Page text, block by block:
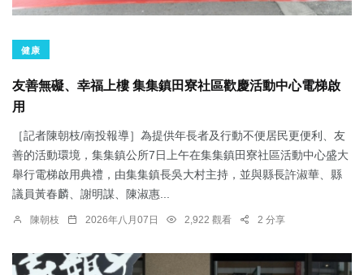
健康
友善無礙、幸福上樓 集集鎮田寮社區歡慶活動中心電梯啟
用
［記者陳朝枝/南投報導］為提供年長者及行動不便居民更便利、友
善的活動環境，集集鎮公所7日上午在集集鎮田寮社區活動中心盛大
舉行電梯啟用典禮，由集集鎮長吳大村主持，並與縣長許淑華、縣
議員黃春麟、謝明謀、陳淑惠...
陳朝枝 2026年八月07日 2,922 觀看 2 分享